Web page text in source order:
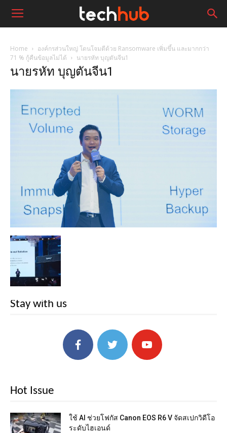
Home
องค์กรส่วนใหญ่ โดนโจมตีด้วย Ransomware เพิ่มขึ้น และมากกว่า
71 % กู้คืนข้อมูลไม่ได้
นายรหัท บุญตันจีน1
นายรหัท บุญตันจีน1
Stay with us
Hot Issue
ใช้ AI ช่วยโฟกัส Canon EOS R6 V จัดสเปกวิดีโอ
ระดับไฮเอนด์